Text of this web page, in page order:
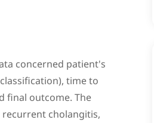
concerned patient's
time to
final outcome. The
cholangitis,